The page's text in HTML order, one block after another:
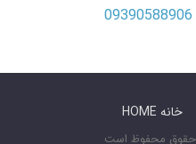
HOME خانه